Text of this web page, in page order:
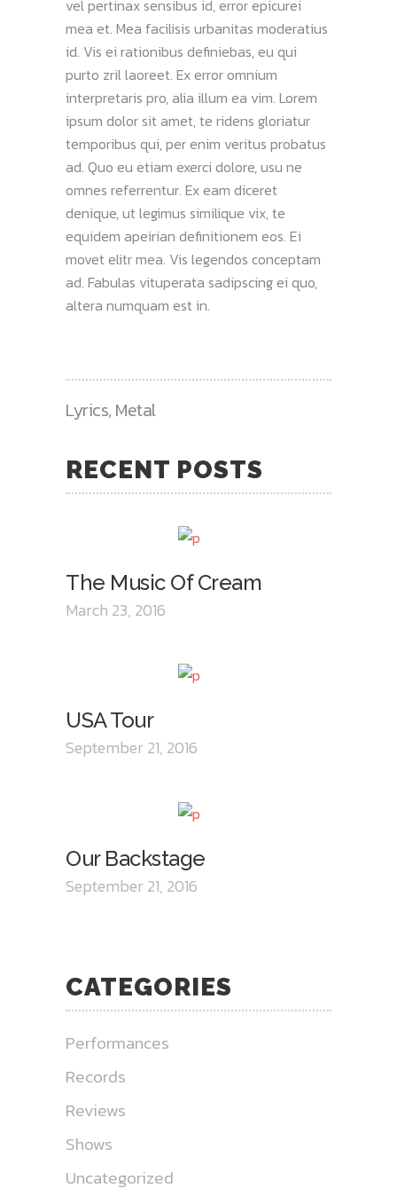
vel pertinax sensibus id, error epicurei
mea et. Mea facilisis urbanitas moderatius
id. Vis ei rationibus definiebas, eu qui
purto zril laoreet. Ex error omnium
interpretaris pro, alia illum ea vim. Lorem
ipsum dolor sit amet, te ridens gloriatur
temporibus qui, per enim veritus probatus
ad. Quo eu etiam exerci dolore, usu ne
omnes referrentur. Ex eam diceret
denique, ut legimus similique vix, te
equidem apeirian definitionem eos. Ei
movet elitr mea. Vis legendos conceptam
ad. Fabulas vituperata sadipscing ei quo,
altera numquam est in.
Lyrics, Metal
RECENT POSTS
The Music Of Cream
March 23, 2016
USA Tour
September 21, 2016
Our Backstage
September 21, 2016
CATEGORIES
Performances
Records
Reviews
Shows
Uncategorized